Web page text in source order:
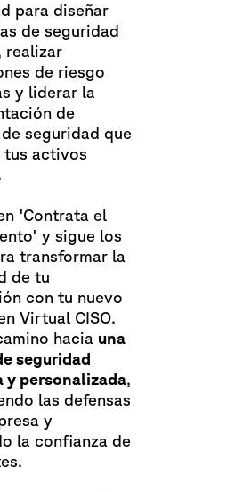
para diseñar
de seguridad
realizar
de riesgo
y liderar la
de
seguridad que
tus activos
'Contrata el
y sigue los
transformar la
de tu
con tu nuevo
Virtual CISO.
hacia una
seguridad
y personalizada,
las defensas
y
la confianza de